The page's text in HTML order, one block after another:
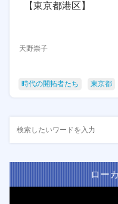
【東京都港区】
天野崇子
時代の開拓者たち 東京都
ロー